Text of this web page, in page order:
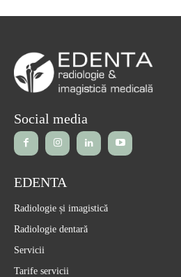
Social media
EDENTA
Radiologie și imagistică
Radiologie dentară
Servicii
Tarife servicii